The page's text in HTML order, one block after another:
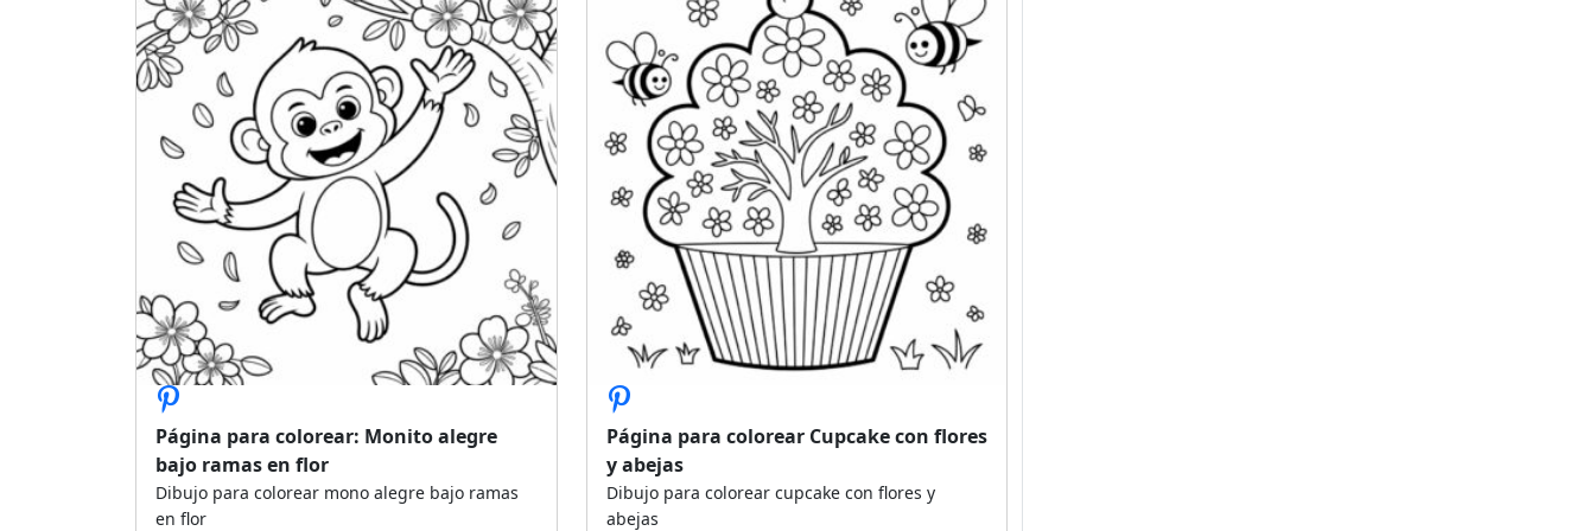
Página para colorear: Monito alegre
bajo ramas en flor
Dibujo para colorear mono alegre bajo ramas
en flor
Página para colorear Cupcake con flores
y abejas
Dibujo para colorear cupcake con flores y
abejas